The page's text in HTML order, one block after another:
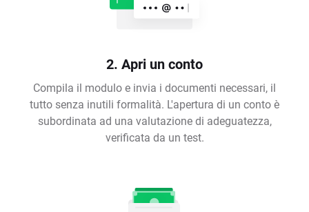
2. Apri un conto
Compila il modulo e invia i documenti necessari, il
tutto senza inutili formalità. L'apertura di un conto è
subordinata ad una valutazione di adeguatezza,
verificata da un test.